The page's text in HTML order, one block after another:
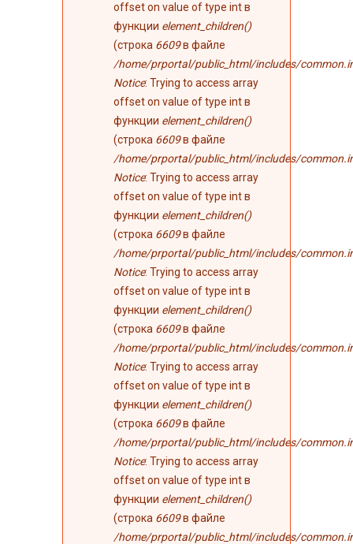
offset on value of type int в
функции element_children()
(строка 6609в файле
/home/prportal/public_html/includes/
Notice: Trying to access array
offset on value of type int в
функции element_children()
(строка 6609в файле
/home/prportal/public_html/includes/
Notice: Trying to access array
offset on value of type int в
функции element_children()
(строка 6609в файле
/home/prportal/public_html/includes/
Notice: Trying to access array
offset on value of type int в
функции element_children()
(строка 6609в файле
/home/prportal/public_html/includes/
Notice: Trying to access array
offset on value of type int в
функции element_children()
(строка 6609в файле
/home/prportal/public_html/includes/
Notice: Trying to access array
offset on value of type int в
функции element_children()
(строка 6609в файле
/home/prportal/public_html/includes/